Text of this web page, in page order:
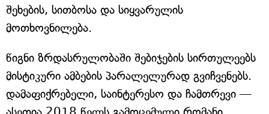
შეხების, სითბოსა და სიყვარულის
მოთხოვნილება.
წიგნი ზრდასრულობაში შებიჯების სირთულეებს
მისტიკური ამბების პარალელურად გვიჩვენებს.
დამაფიქრებელი, საინტერესო და ჩამთრევი —